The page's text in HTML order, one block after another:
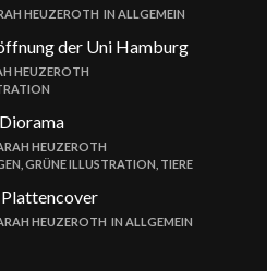
HEUZEROTH IN ALLGEMEIN
der Uni Hamburg
HEUZEROTH
HEUZEROTH
GRÜNE ILLUSTRATION TIERE
HEUZEROTH IN ALLGEMEIN